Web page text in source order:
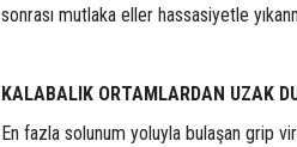
sonrası mutlaka eller hassasiyetle
KALABALIK ORTAMLARDAN UZAK
En fazla solunum yoluyla bulaşan grip